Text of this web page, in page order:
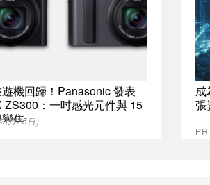
機回歸！Panasonic 發表
ZS300：一吋感光元件與 15
焦
月25日)
張